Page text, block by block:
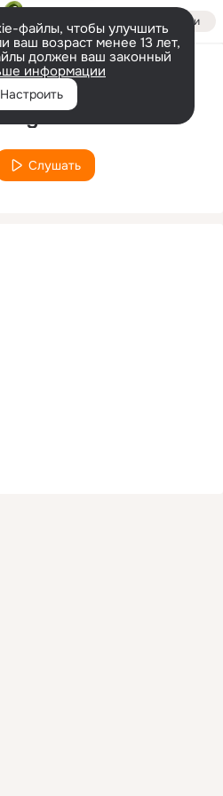
Войти
файлы, чтобы улучшить
ваш возраст менее 13 лет,
должен ваш законный
информации
Настроить
Valentino
Слушать